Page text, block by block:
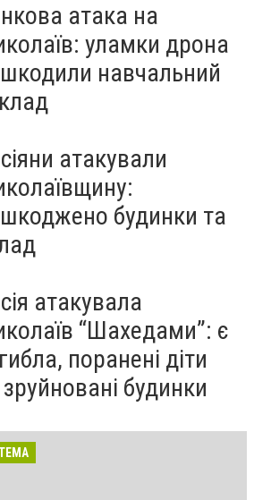
атака на
уламки дрона
навчальний
атакували
будинки та
атакувала
“Шахедами”: є
поранені діти
будинки